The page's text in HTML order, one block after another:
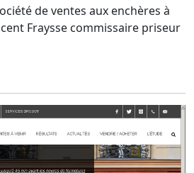
de ventes aux enchères à
Fraysse commissaire priseur